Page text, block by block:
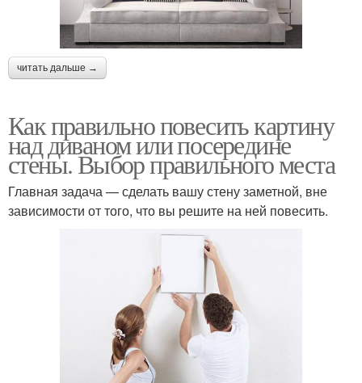
читать дальше →
Как правильно повесить картину
над диваном или посередине
стены. Выбор правильного места
Главная задача — сделать вашу стену заметной, вне
зависимости от того, что вы решите на ней повесить.